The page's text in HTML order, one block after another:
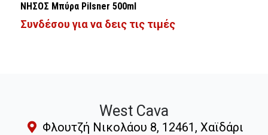
ΝΗΣΟΣ Μπύρα Pilsner 500ml
Συνδέσου για να δεις τις τιμές
West Cava
Φλουτζή Νικολάου 8, 12461, Χαϊδάρι